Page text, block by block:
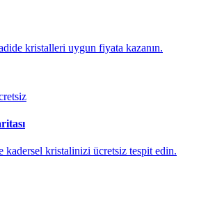
kristalleri uygun fiyata kazanın.
kadersel kristalinizi ücretsiz tespit edin.